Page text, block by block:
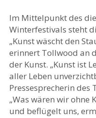
Im Mittelpunkt des
Winterfestivals steht
„Kunst wäscht den
erinnert Tollwood an
der Kunst. „Kunst ist
aller Leben
Pressesprecherin
„Was wären wir ohne
und beflügelt uns,